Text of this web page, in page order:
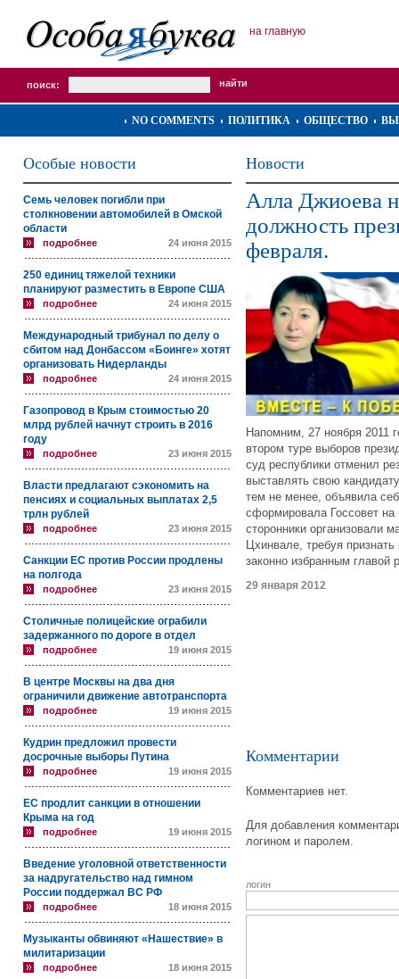
на главную
поиск:
NO COMMENTS ПОЛИТИКА ОБЩЕСТВО
Особые новости
Семь человек погибли при
столкновении автомобилей в Омской
области
подробнее 24 июня 2015
250 единиц тяжелой техники
планируют разместить в Европе США
подробнее 24 июня 2015
Международный трибунал по делу о
сбитом над Донбассом «Боинге» хотят
организовать Нидерланды
подробнее 24 июня 2015
Газопровод в Крым стоимостью 20
млрд рублей начнут строить в 2016
году
подробнее 23 июня 2015
Власти предлагают сэкономить на
пенсиях и социальных выплатах 2,5
трлн рублей
подробнее 23 июня 2015
Санкции ЕС против России продлены
на полгода
подробнее 23 июня 2015
Столичные полицейские ограбили
задержанного по дороге в отдел
подробнее 19 июня 2015
В центре Москвы на два дня
ограничили движение автотранспорта
подробнее 19 июня 2015
Кудрин предложил провести
досрочные выборы Путина
подробнее 19 июня 2015
ЕС продлит санкции в отношении
Крыма на год
подробнее 19 июня 2015
Введение уголовной ответственности
за надругательство над гимном
России поддержал ВС РФ
подробнее 18 июня 2015
Музыканты обвиняют «Нашествие» в
милитаризации
подробнее 18 июня 2015
Новости
Алла Джиоева
должность
февраля.
Напомним, 27 ноября 2011
втором туре выборов
суд республики отменил
выставлять свою
тем не менее, объявила
сформировала Госсовет на
сторонники организовали
Цхинвале, требуя
законно избранным главой
29 января 2012
Комментарии
Комментариев нет.
Для добавления
логином и паролем.
логин